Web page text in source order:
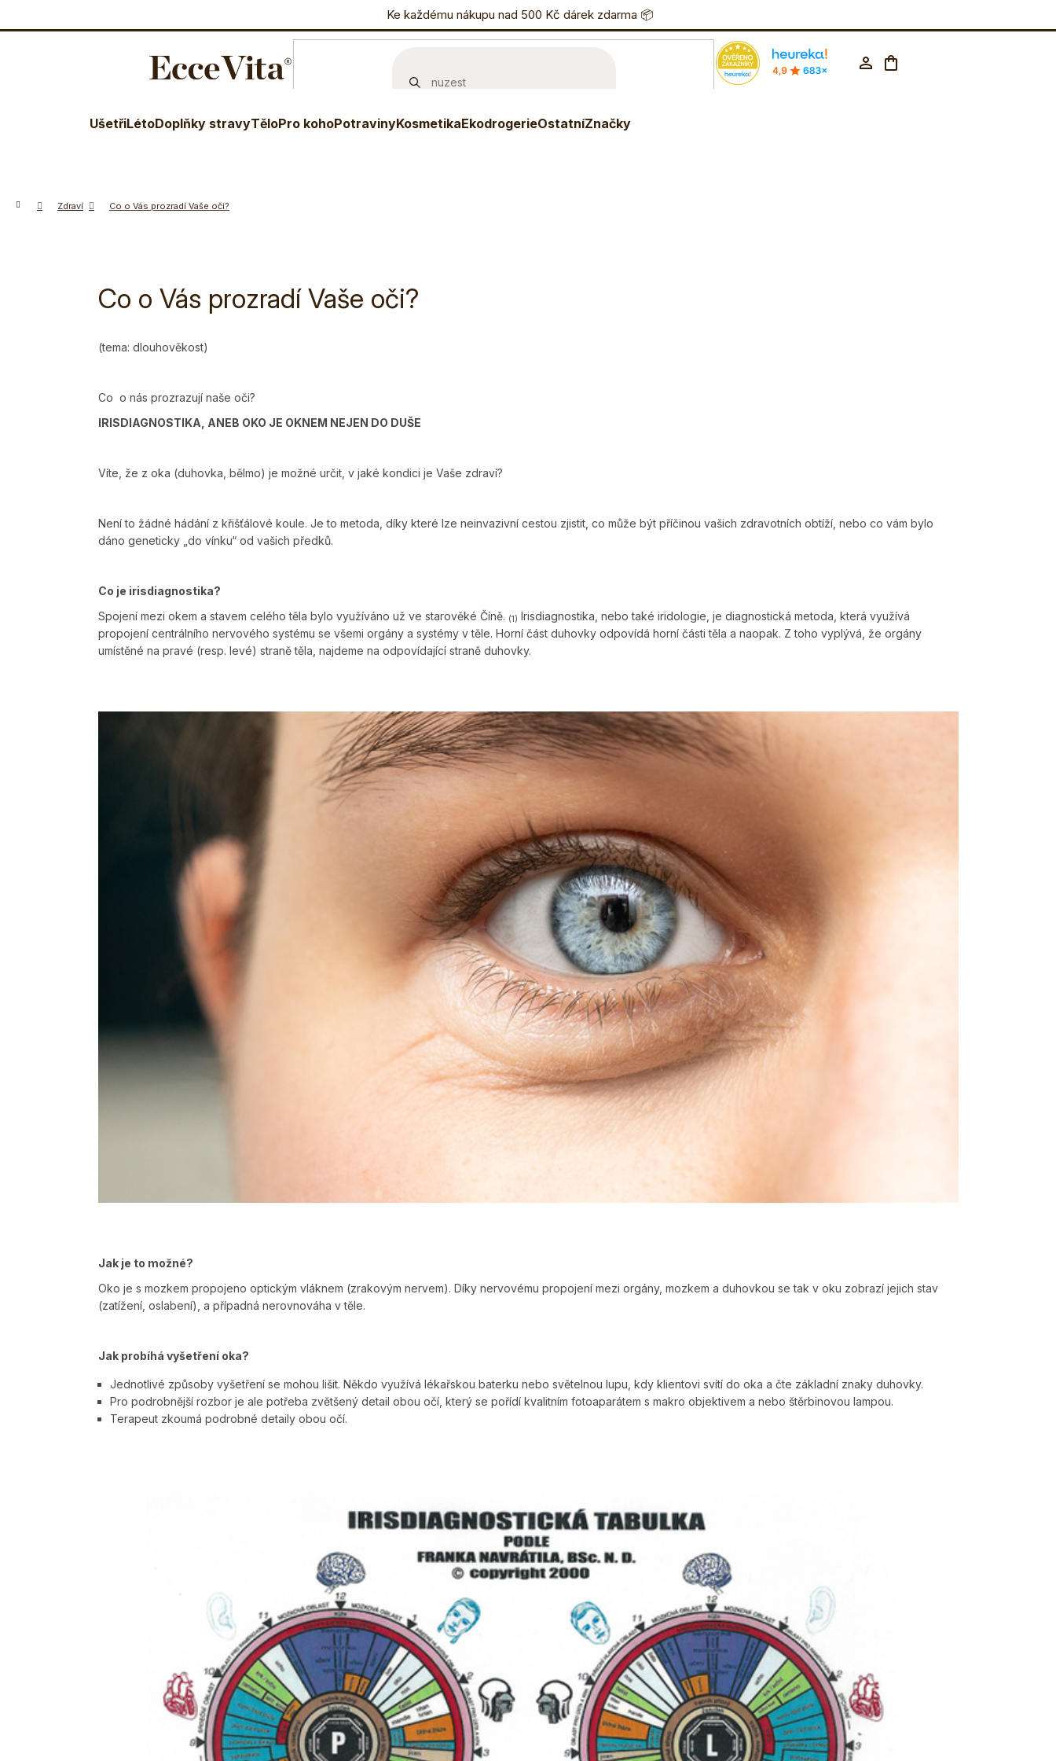
Ke každému nákupu nad 500 Kč dárek zdarma 📦
UšetřiLétoDoplňky stravyTěloPro kohoPotravinyKosmetikaEkodrogerieOstatníZnačky
Věrnostní program Eshop 733 738 836
Domů Zdraví Co o Vás prozradí Vaše oči?
Co o Vás prozradí Vaše oči?
(tema: dlouhověkost)
Co o nás prozrazují naše oči?
IRISDIAGNOSTIKA, ANEB OKO JE OKNEM NEJEN DO DUŠE
Víte, že z oka (duhovka, bělmo) je možné určit, v jaké kondici je Vaše zdraví?
Není to žádné hádání z křišťálové koule. Je to metoda, díky které lze neinvazivní cestou zjistit, co může být příčinou vašich zdravotních obtíží, nebo co vám bylo
dáno geneticky „do vínku“ od vašich předků.
Co je irisdiagnostika?
Spojení mezi okem a stavem celého těla bylo využíváno už ve starověké Číně. (1) Irisdiagnostika, nebo také iridologie, je diagnostická metoda, která využívá
propojení centrálního nervového systému se všemi orgány a systémy v těle. Horní část duhovky odpovídá horní části těla a naopak. Z toho vyplývá, že orgány
umístěné na pravé (resp. levé) straně těla, najdeme na odpovídající straně duhovky.
Jak je to možné?
Oko je s mozkem propojeno optickým vláknem (zrakovým nervem). Díky nervovému propojení mezi orgány, mozkem a duhovkou se tak v oku zobrazí jejich stav
(zatížení, oslabení), a případná nerovnováha v těle.
Jak probíhá vyšetření oka?
Jednotlivé způsoby vyšetření se mohou lišit. Někdo využívá lékařskou baterku nebo světelnou lupu, kdy klientovi svítí do oka a čte základní znaky duhovky.
Pro podrobnější rozbor je ale potřeba zvětšený detail obou očí, který se pořídí kvalitním fotoaparátem s makro objektivem a nebo štěrbinovou lampou.
Terapeut zkoumá podrobné detaily obou očí.